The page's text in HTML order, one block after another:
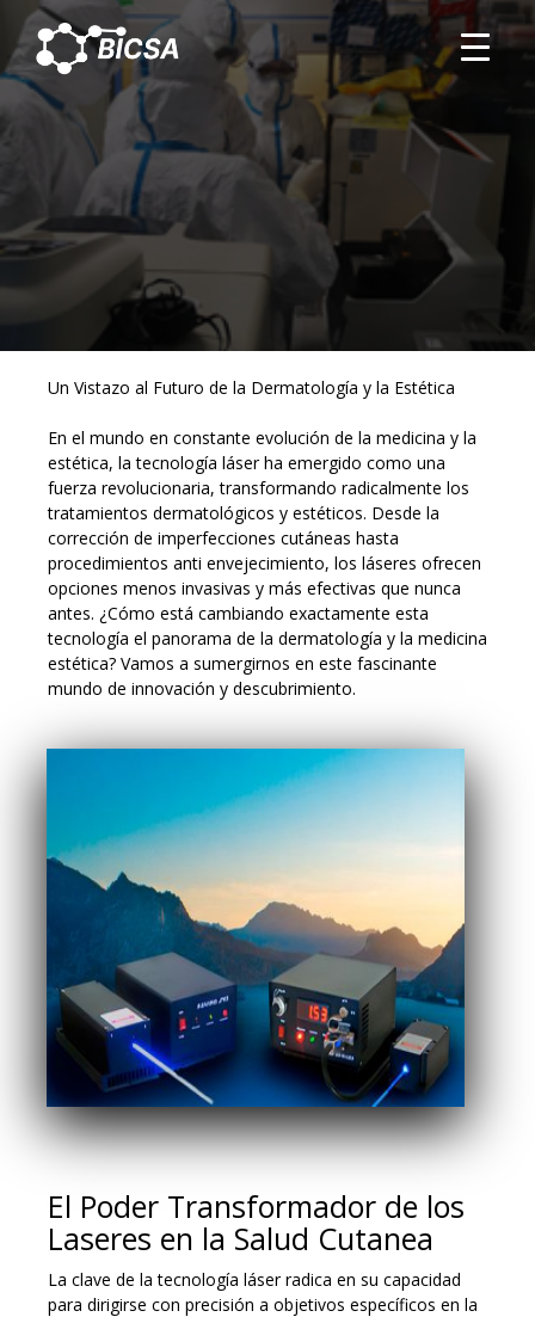
TRANSFORMANDO LA
DERMATOLOGÍA Y LA MEDICINA
ESTÉTICA CON LA TECNOLOGÍA
LÁSER: INNOVACIONES Y
Un Vistazo al Futuro de la Dermatología y la Estética
En el mundo en constante evolución de la medicina y la
estética, la tecnología láser ha emergido como una
fuerza revolucionaria, transformando radicalmente los
tratamientos dermatológicos y estéticos. Desde la
corrección de imperfecciones cutáneas hasta
procedimientos anti envejecimiento, los láseres ofrecen
opciones menos invasivas y más efectivas que nunca
antes. ¿Cómo está cambiando exactamente esta
tecnología el panorama de la dermatología y la medicina
estética? Vamos a sumergirnos en este fascinante
mundo de innovación y descubrimiento.
El Poder Transformador de los
Laseres en la Salud Cutanea
La clave de la tecnología láser radica en su capacidad
para dirigirse con precisión a objetivos específicos en la